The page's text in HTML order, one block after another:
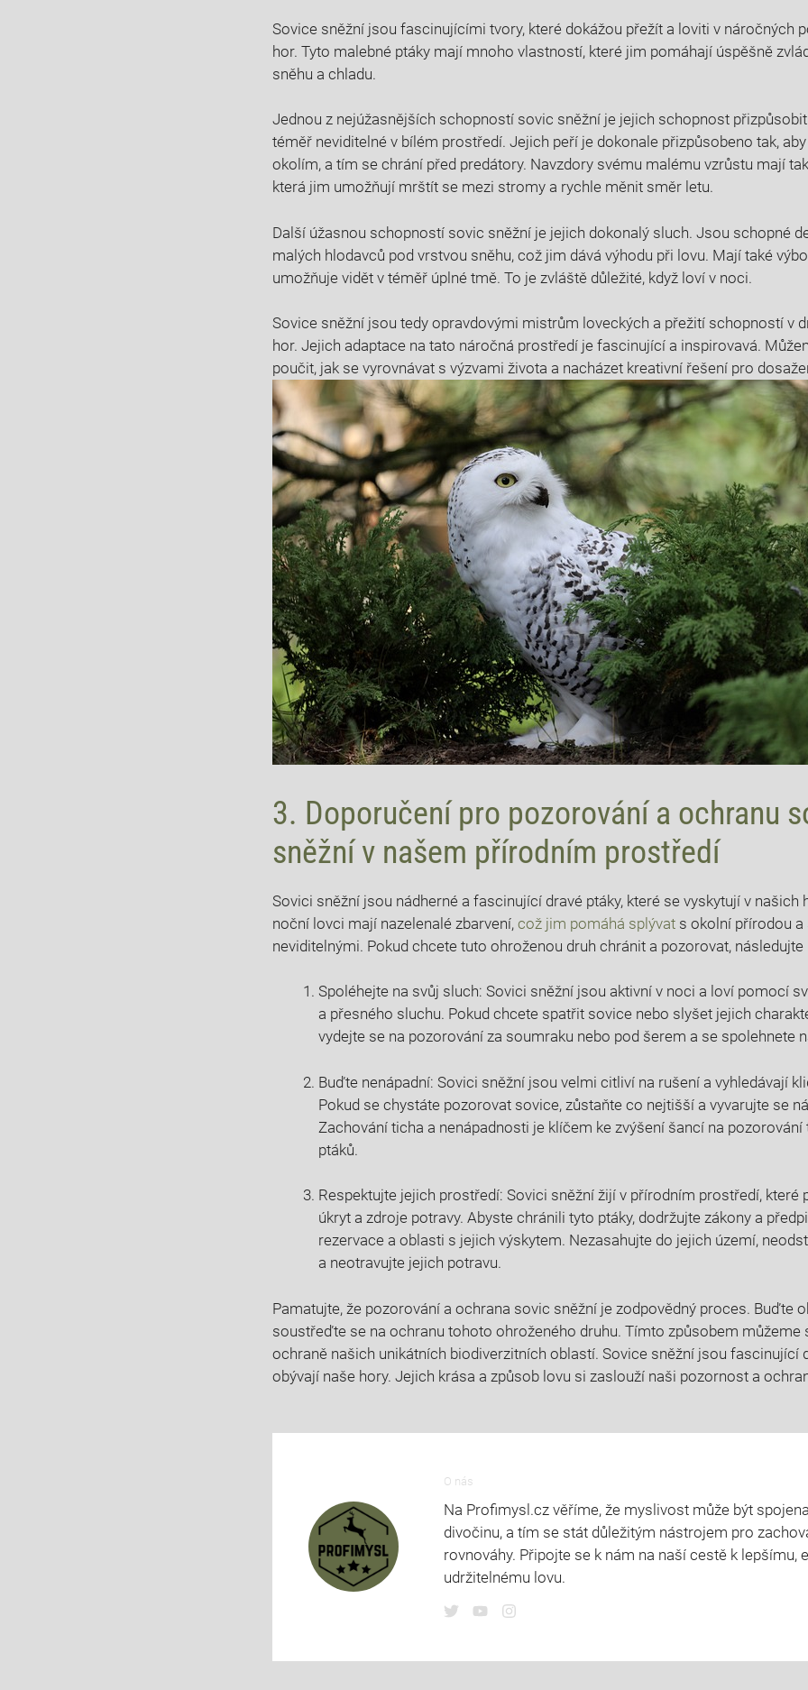
Sovice sněžní jsou fascinujícími tvory, které dokážou přežít a loviti v náročných
hor. Tyto malebné ptáky mají mnoho vlastností, které jim pomáhají úspěšně
sněhu a chladu.
Jednou z nejúžasnějších schopností sovic sněžní je jejich schopnost přizpůsobit
téměř neviditelné v bílém prostředí. Jejich peří je dokonale přizpůsobeno tak,
okolím, a tím se chrání před predátory. Navzdory svému malému vzrůstu mají
která jim umožňují mrštít se mezi stromy a rychle měnit směr letu.
Další úžasnou schopností sovic sněžní je jejich dokonalý sluch. Jsou schopné
malých hlodavců pod vrstvou sněhu, což jim dává výhodu při lovu. Mají také
umožňuje vidět v téměř úplné tmě. To je zvláště důležité, když loví v noci.
Sovice sněžní jsou tedy opravdovými mistrům loveckých a přežití schopností v
hor. Jejich adaptace na tato náročná prostředí je fascinující a inspirovavá.
poučit, jak se vyrovnávat s výzvami života a nacházet kreativní řešení pro
3. Doporučení pro pozorování a ochranu
sněžní v našem přírodním prostředí
Sovici sněžní jsou nádherné a fascinující dravé ptáky, které se vyskytují v našich
noční lovci mají nazelenalé zbarvení, což jim pomáhá splývat s okolní přírodou
neviditelnými. Pokud chcete tuto ohroženou druh chránit a pozorovat,
Spoléhejte na svůj sluch: Sovici sněžní jsou aktivní v noci a loví pomocí
a přesného sluchu. Pokud chcete spatřit sovice nebo slyšet jejich
vydejte se na pozorování za soumraku nebo pod šerem a se spolehnete
Buďte nenápadní: Sovici sněžní jsou velmi citliví na rušení a vyhledávají
Pokud se chystáte pozorovat sovice, zůstaňte co nejtišší a vyvarujte se
Zachování ticha a nenápadnosti je klíčem ke zvýšení šancí na
ptáků.
Respektujte jejich prostředí: Sovici sněžní žijí v přírodním prostředí, které
úkryt a zdroje potravy. Abyste chránili tyto ptáky, dodržujte zákony a
rezervace a oblasti s jejich výskytem. Nezasahujte do jejich území,
a neotravujte jejich potravu.
Pamatujte, že pozorování a ochrana sovic sněžní je zodpovědný proces. Buďte
soustřeďte se na ochranu tohoto ohroženého druhu. Tímto způsobem můžeme
ochraně našich unikátních biodiverzitních oblastí. Sovice sněžní jsou fascinující
obývají naše hory. Jejich krása a způsob lovu si zaslouží naši pozornost a
O nás
Na Profimysl.cz věříme, že myslivost může být
divočinu, a tím se stát důležitým nástrojem pro
rovnováhy. Připojte se k nám na naší cestě k lepšímu,
udržitelnému lovu.